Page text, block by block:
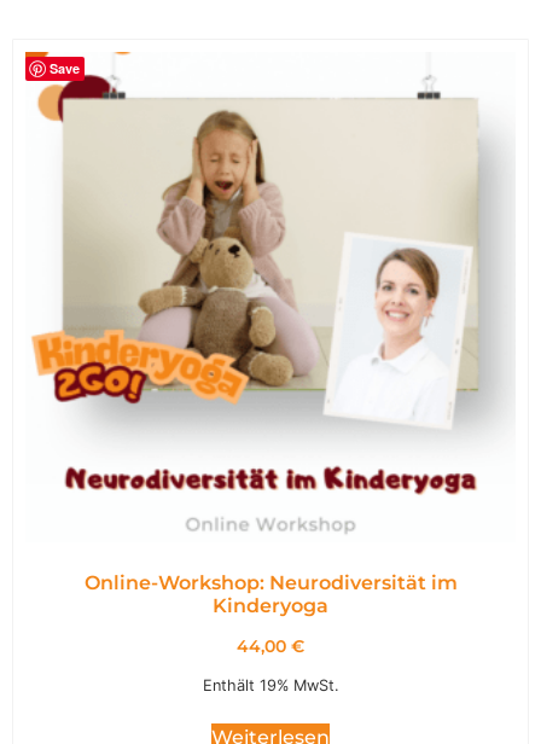
Save
Online-Workshop: Neurodiversität im
Kinderyoga
44,00 €
Enthält 19% MwSt.
Weiterlesen